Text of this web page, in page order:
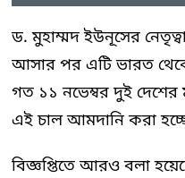
ড. মুহাম্মদ ইউনূসের
আসার পর এটি ভারত
গত ১১ নভেম্বর দুই দেশের
এই চাল আমদানি করা
বিজ্ঞপ্তিতে আরও বলা